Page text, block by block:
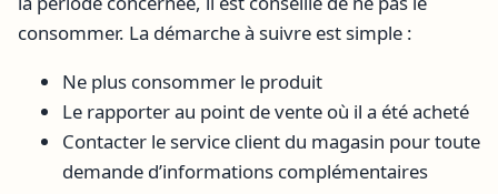
consommer. La démarche à suivre est simple :
Ne plus consommer le produit
Le rapporter au point de vente où il a été acheté
Contacter le service client du magasin pour toute
demande d’informations complémentaires